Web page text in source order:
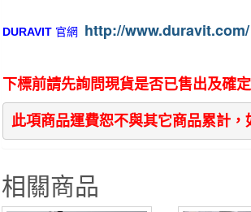
DURAVIT 官網 http://www.duravit.com/
下標前請先詢問現貨是否已售出及確
此項商品運費恕不與其它商品累計
相關商品